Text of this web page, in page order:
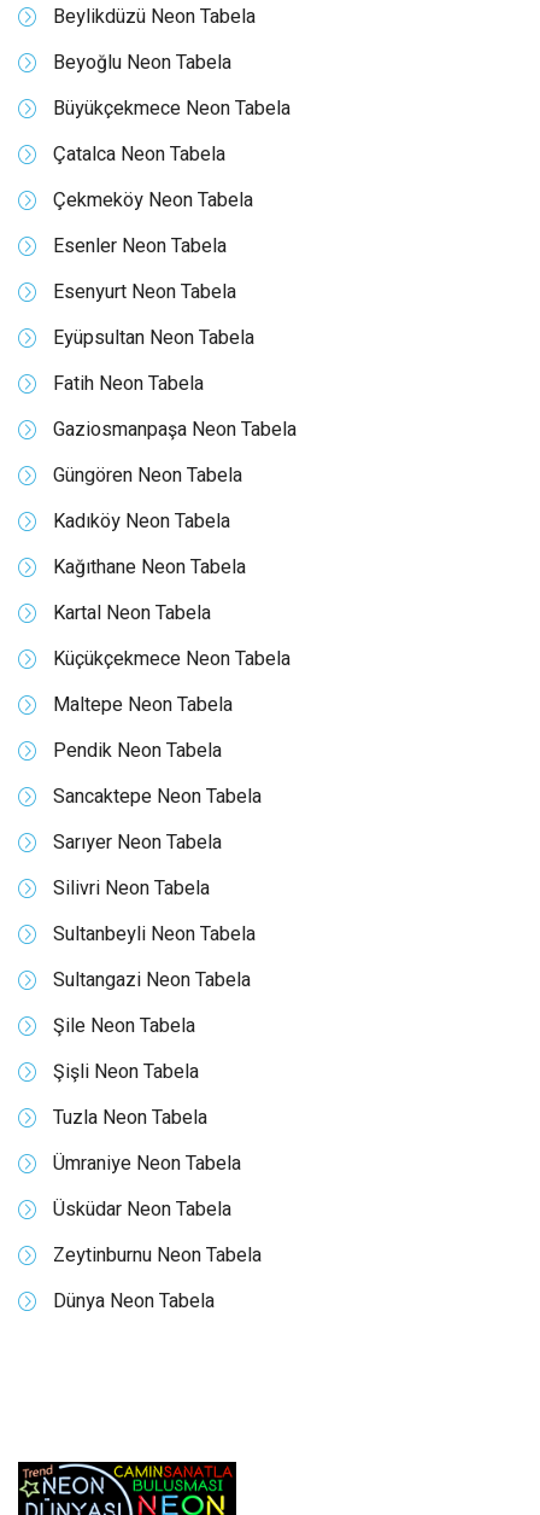
Beylikdüzü Neon Tabela
Beyoğlu Neon Tabela
Büyükçekmece Neon Tabela
Çatalca Neon Tabela
Çekmeköy Neon Tabela
Esenler Neon Tabela
Esenyurt Neon Tabela
Eyüpsultan Neon Tabela
Fatih Neon Tabela
Gaziosmanpaşa Neon Tabela
Güngören Neon Tabela
Kadıköy Neon Tabela
Kağıthane Neon Tabela
Kartal Neon Tabela
Küçükçekmece Neon Tabela
Maltepe Neon Tabela
Pendik Neon Tabela
Sancaktepe Neon Tabela
Sarıyer Neon Tabela
Silivri Neon Tabela
Sultanbeyli Neon Tabela
Sultangazi Neon Tabela
Şile Neon Tabela
Şişli Neon Tabela
Tuzla Neon Tabela
Ümraniye Neon Tabela
Üsküdar Neon Tabela
Zeytinburnu Neon Tabela
Dünya Neon Tabela